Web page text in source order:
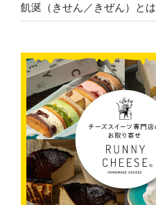
飢涎（きせん／きぜん）とは